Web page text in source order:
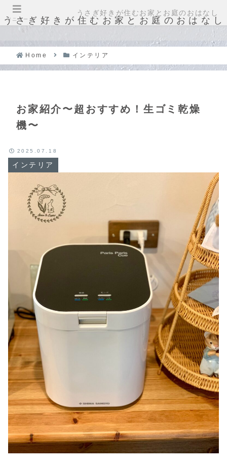
うさぎ好きが住むお家とお庭のおはなし
Home インテリア
お家紹介〜超おすすめ！生ゴミ乾燥
機〜
インテリア
2025.07.18
メニュー
うさぎ好きが住むお家とお庭のおはなし